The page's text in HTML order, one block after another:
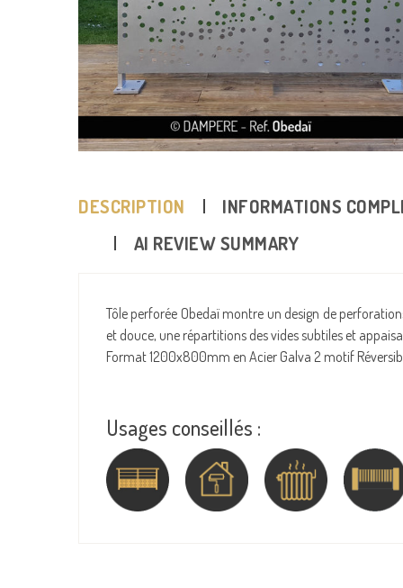
DESCRIPTION INFORMATIONS
AI REVIEW SUMMARY
Tôle perforée Obedaï montre un design de
et douce, une répartitions des vides subtiles et
Format 1200x800mm en Acier Galva 2 motif
Usages conseillés :